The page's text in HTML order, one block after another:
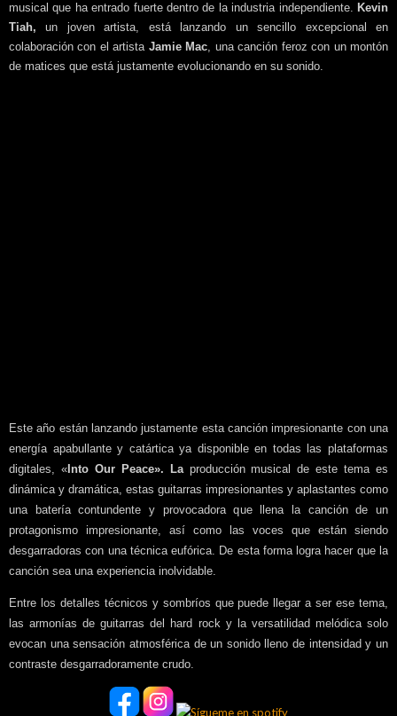
musical que ha entrado fuerte dentro de la industria independiente. Kevin
Tiah, un joven artista, está lanzando un sencillo excepcional en
colaboración con el artista Jamie Mac, una canción feroz con un montón
de matices que está justamente evolucionando en su sonido.
Este año están lanzando justamente esta canción impresionante con una
energía apabullante y catártica ya disponible en todas las plataformas
digitales, «Into Our Peace». Laproducción musical de este tema es
dinámica y dramática, estas guitarras impresionantes y aplastantes como
una batería contundente y provocadora que llena la canción de un
protagonismo impresionante, así como las voces que están siendo
desgarradoras con una técnica eufórica. De esta forma logra hacer que la
canción sea una experiencia inolvidable.
Entre los detalles técnicos y sombríos que puede llegar a ser ese tema,
las armonías de guitarras del hard rock y la versatilidad melódica solo
evocan una sensación atmosférica de un sonido lleno de intensidad y un
contraste desgarradoramente crudo.